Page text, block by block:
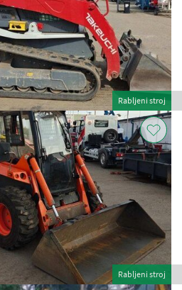
Rabljeni stroj
Rabljeni stroj